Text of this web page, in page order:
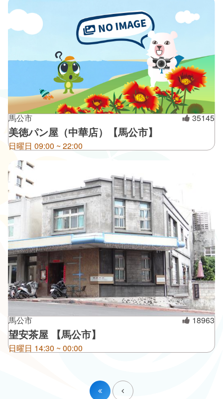
馬公市 35145
美徳パン屋（中華店）【馬公市】
日曜日 09:00 ~ 22:00
馬公市 18963
望安茶屋 【馬公市】
日曜日 14:30 ~ 00:00
第一頁